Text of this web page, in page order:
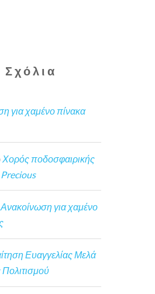
για χαμένο πίνακα
Χορός ποδοσφαιρικής
Ανακοίνωση για χαμένο
Ευαγγελίας Μελά